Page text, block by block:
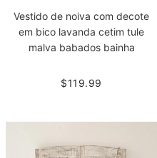
Vestido de noiva com decote
em bico lavanda cetim tule
malva babados bainha
$119.99